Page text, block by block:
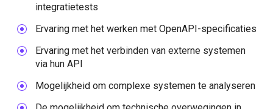
integratietests
Ervaring met het werken met OpenAPI-specificaties
Ervaring met het verbinden van externe systemen
via hun API
Mogelijkheid om complexe systemen te analyseren